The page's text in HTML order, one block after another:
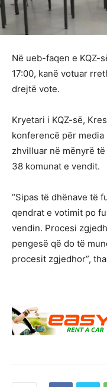
Në ueb-faqen e KQZ-
17:00, kanë votuar
drejtë vote.
Kryetari i KQZ-së,
konferencë për
zhvilluar në mënyrë
38 komunat e vendit.
“Sipas të dhënave të
qendrat e votimit po
vendin. Procesi
pengesë që do të
procesit zgjedhor”,